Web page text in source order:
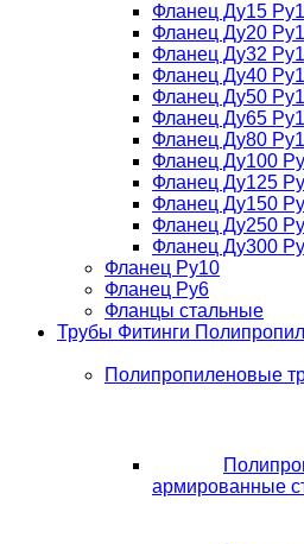
Фланец Ду15
Фланец Ду20
Фланец Ду32
Фланец Ду40
Фланец Ду50
Фланец Ду65
Фланец Ду80
Фланец Ду100
Фланец Ду125
Фланец Ду150
Фланец Ду250
Фланец Ду300
Фланец Ру10
Фланец Ру6
Фланцы стальные
Трубы Фитинги
Полипропиленовые
армированные